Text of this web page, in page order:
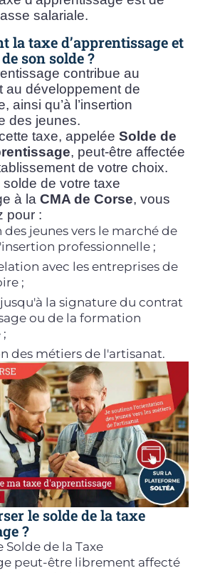
salariale.
la taxe d’apprentissage et
son solde ?
contribue au
au développement de
ainsi qu’à l’insertion
des jeunes.
taxe, appelée Solde de
, peut-être affectée
de votre choix.
de votre taxe
à la CMA de Corse, vous
pour :
jeunes vers le marché de
professionnelle ;
avec les entreprises de
;
jusqu'à la signature du contrat
ou de la formation
des métiers de l'artisanat.
le solde de la taxe
?
Solde de la Taxe
peut-être librement affecté